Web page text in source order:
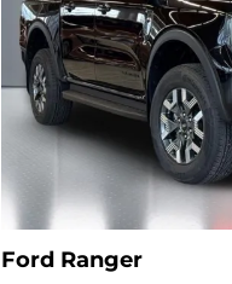
Ford Ranger